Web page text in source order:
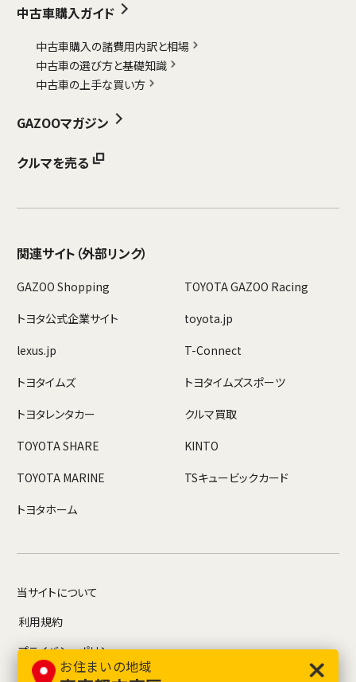
お住まいの地域
中古車購入ガイド
中古車購入の諸費用内訳と相場
中古車の選び方と基礎知識
中古車の上手な買い方
GAZOOマガジン
クルマを売る
関連サイト （外部リンク）
GAZOO Shopping
TOYOTA GAZOO Racing
トヨタ公式企業サイト
toyota.jp
lexus.jp
T-Connect
トヨタイムズ
トヨタイムズスポーツ
トヨタレンタカー
クルマ買取
TOYOTA SHARE
KINTO
TOYOTA MARINE
TSキュービックカード
トヨタホーム
当サイトについて
利用規約
プライバシーポリシー